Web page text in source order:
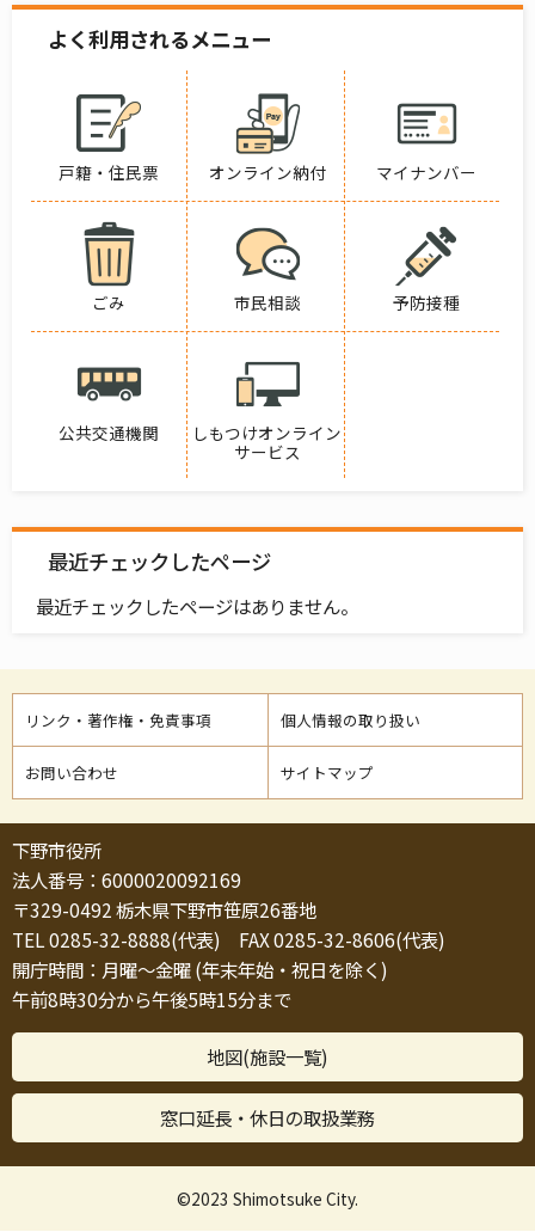
よく利用されるメニュー
戸籍・住民票 オンライン納付 マイナンバー
ごみ 市民相談 予防接種
公共交通機関
しもつけオンライン
サービス
最近チェックしたページ
最近チェックしたページはありません。
リンク・著作権・免責事項 個人情報の取り扱い
お問い合わせ サイトマップ
下野市役所
法人番号：6000020092169
〒329-0492 栃木県下野市笹原26番地
TEL 0285-32-8888(代表) FAX 0285-32-8606(代表)
開庁時間：月曜～金曜 (年末年始・祝日を除く)
午前8時30分から午後5時15分まで
地図(施設一覧)
窓口延長・休日の取扱業務
©2023 Shimotsuke City.